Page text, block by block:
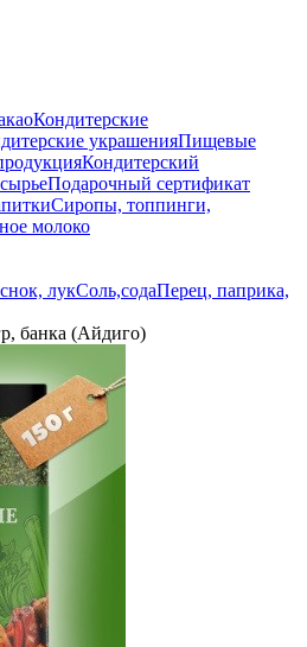
Кондитерские
украшенияПищевые
Кондитерский
Подарочный сертификат
Сиропы, топпинги,
молоко
лукСоль,содаПерец, паприка,
банка (Айдиго)